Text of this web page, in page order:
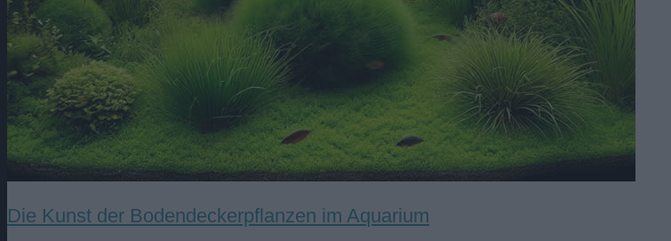
Die Kunst der Bodendeckerpflanzen im Aquarium